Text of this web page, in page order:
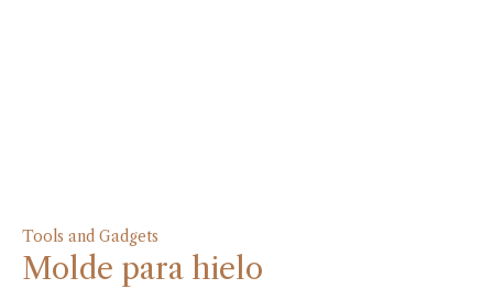
Tools and Gadgets
Molde para hielo